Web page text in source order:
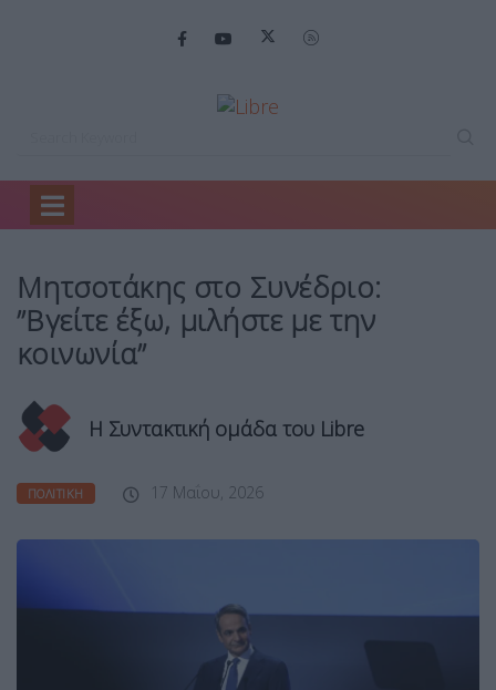
Home
Μητσοτάκης στο Συνέδριο:
”Βγείτε έξω, μιλήστε με την
κοινωνία”
Η Συντακτική ομάδα του Libre
ΠΟΛΙΤΙΚΉ 17 Μαΐου, 2026